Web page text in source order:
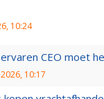
10:24
CEO moet
10:17